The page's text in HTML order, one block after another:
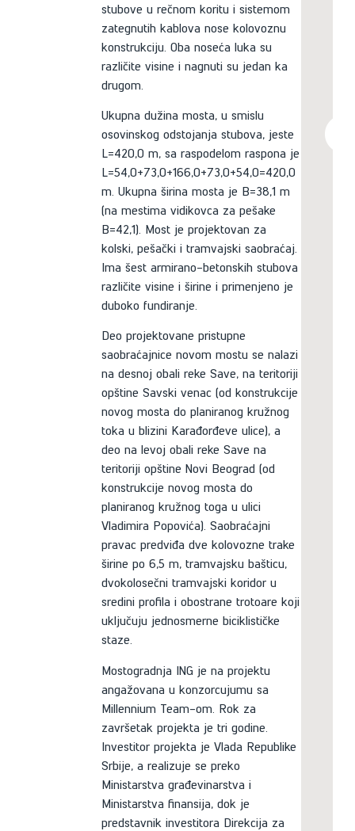
stubove u rečnom koritu i sistemom
zategnutih kablova nose kolovoznu
konstrukciju. Oba noseća luka su
različite visine i nagnuti su jedan ka
drugom.
Ukupna dužina mosta, u smislu
osovinskog odstojanja stubova, jeste
L=420,0 m, sa raspodelom raspona je
L=54,0+73,0+166,0+73,0+54,0=420,0
m. Ukupna širina mosta je B=38,1 m
(na mestima vidikovca za pešake
B=42,1). Most je projektovan za
kolski, pešački i tramvajski saobraćaj.
Ima šest armirano-betonskih stubova
različite visine i širine i primenjeno je
duboko fundiranje.
Deo projektovane pristupne
saobraćajnice novom mostu se nalazi
na desnoj obali reke Save, na teritoriji
opštine Savski venac (od konstrukcije
novog mosta do planiranog kružnog
toka u blizini Karađorđeve ulice), a
deo na levoj obali reke Save na
teritoriji opštine Novi Beograd (od
konstrukcije novog mosta do
planiranog kružnog toga u ulici
Vladimira Popovića). Saobraćajni
pravac predviđa dve kolovozne trake
širine po 6,5 m, tramvajsku bašticu,
dvokolosečni tramvajski koridor u
sredini profila i obostrane trotoare koji
uključuju jednosmerne biciklističke
staze.
Mostogradnja ING je na projektu
angažovana u konzorcujumu sa
Millennium Team-om. Rok za
završetak projekta je tri godine.
Investitor projekta je Vlada Republike
Srbije, a realizuje se preko
Ministarstva građevinarstva i
Ministarstva finansija, dok je
predstavnik investitora Direkcija za